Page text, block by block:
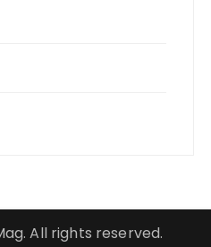
All rights reserved.